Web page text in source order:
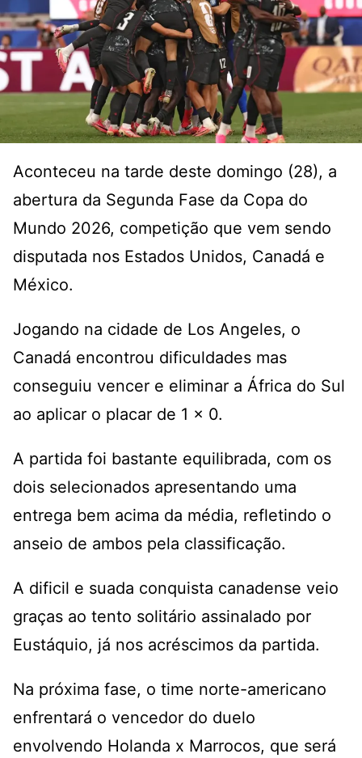
Aconteceu na tarde deste domingo (28), a
abertura da Segunda Fase da Copa do
Mundo 2026, competição que vem sendo
disputada nos Estados Unidos, Canadá e
México.
Jogando na cidade de Los Angeles, o
Canadá encontrou dificuldades mas
conseguiu vencer e eliminar a África do Sul
ao aplicar o placar de 1 x 0.
A partida foi bastante equilibrada, com os
dois selecionados apresentando uma
entrega bem acima da média, refletindo o
anseio de ambos pela classificação.
A dificil e suada conquista canadense veio
graças ao tento solitário assinalado por
Eustáquio, já nos acréscimos da partida.
Na próxima fase, o time norte-americano
enfrentará o vencedor do duelo
envolvendo Holanda x Marrocos, que será